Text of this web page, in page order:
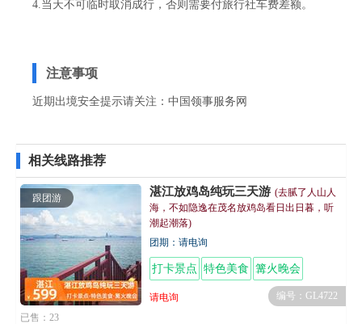
4.当天不可临时取消成行，否则需要付旅行社车费差额。
注意事项
近期出境安全提示请关注： 中国领事服务网
相关线路推荐
跟团游 湛江放鸡岛纯玩三天游 (去腻了人山人
海，不如隐逸在茂名放鸡岛看日出日暮，听
潮起潮落)
团期：请电询
打卡景点 特色美食 篝火晚会
请电询
编号：GL4722
已售：23